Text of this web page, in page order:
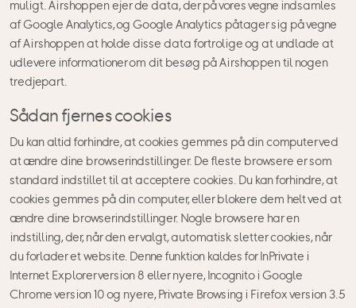
muligt. Airshoppen ejer de data, der på vores vegne indsamles
af Google Analytics, og Google Analytics påtager sig på vegne
af Airshoppen at holde disse data fortrolige og at undlade at
udlevere informationer om dit besøg på Airshoppen til nogen
tredjepart.
Sådan fjernes cookies
Du kan altid forhindre, at cookies gemmes på din computer ved
at ændre dine browserindstillinger. De fleste browsere er som
standard indstillet til at acceptere cookies. Du kan forhindre, at
cookies gemmes på din computer, eller blokere dem helt ved at
ændre dine browserindstillinger. Nogle browsere har en
indstilling, der, når den er valgt, automatisk sletter cookies, når
du forlader et website. Denne funktion kaldes for InPrivate i
Internet Explorer version 8 eller nyere, Incognito i Google
Chrome version 10 og nyere, Private Browsing i Firefox version 3.5